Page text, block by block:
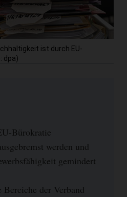
ist durch EU-
dpa)
Bürokratie
werden und
gemindert
Bereiche der Verband